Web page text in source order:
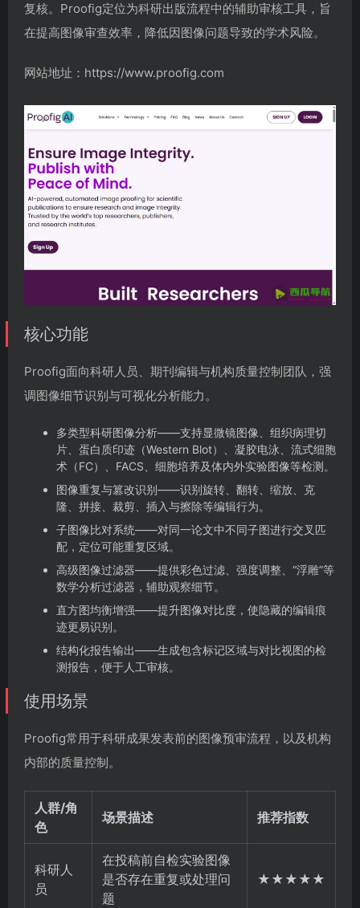
复核。Proofig定位为科研出版流程中的辅助审核工具，旨
在提高图像审查效率，降低因图像问题导致的学术风险。
网站地址：https://www.proofig.com
核心功能
Proofig面向科研人员、期刊编辑与机构质量控制团队，强
调图像细节识别与可视化分析能力。
多类型科研图像分析——支持显微镜图像、组织病理切
片、蛋白质印迹（Western Blot）、凝胶电泳、流式细胞
术（FC）、FACS、细胞培养及体内外实验图像等检测。
图像重复与篡改识别——识别旋转、翻转、缩放、克
隆、拼接、裁剪、插入与擦除等编辑行为。
子图像比对系统——对同一论文中不同子图进行交叉匹
配，定位可能重复区域。
高级图像过滤器——提供彩色过滤、强度调整、“浮雕”等
数学分析过滤器，辅助观察细节。
直方图均衡增强——提升图像对比度，使隐藏的编辑痕
迹更易识别。
结构化报告输出——生成包含标记区域与对比视图的检
测报告，便于人工审核。
使用场景
Proofig常用于科研成果发表前的图像预审流程，以及机构
内部的质量控制。
人群/角
色
场景描述 推荐指数
科研人
员
在投稿前自检实验图像
是否存在重复或处理问
题
★★★★★